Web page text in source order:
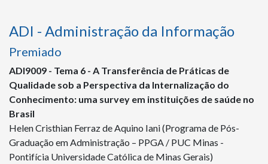
ADI - Administração da Informação
Premiado
ADI9009 - Tema 6 - A Transferência de Práticas de
Qualidade sob a Perspectiva da Internalização do
Conhecimento: uma survey em instituições de saúde no
Brasil
Helen Cristhian Ferraz de Aquino Iani (Programa de Pós-
Graduação em Administração – PPGA / PUC Minas -
Pontifícia Universidade Católica de Minas Gerais)